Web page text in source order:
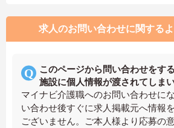
求人のお問い合わせに関する
このページから問い合わせをす
施設に個人情報が渡されてしま
マイナビ介護職へのお問い合わせに
い合わせ後すぐに求人掲載元へ情報
ございません。ご本人様より応募の